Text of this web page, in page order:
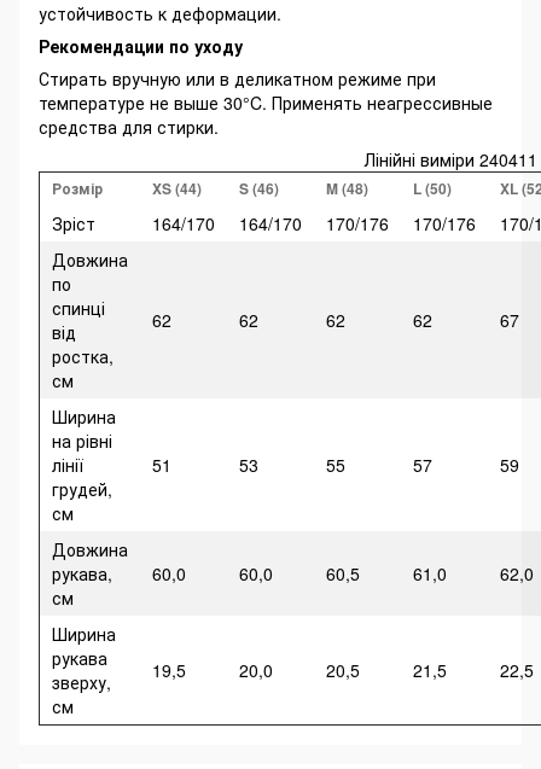
устойчивость к деформации.
Рекомендации по уходу
Стирать вручную или в деликатном режиме при
температуре не выше 30°C. Применять неагрессивные
средства для стирки.
Лінійні виміри 240411
Розмір XS (44) S (46) M (48) L (50) XL
Зріст 164/170 164/170 170/176 170/176
170/
Довжина
по
спинці
від
ростка,
см
62 62 62 62 67
Ширина
на рівні
лінії
грудей,
см
51 53 55 57 59
Довжина
рукава,
см
60,0 60,0 60,5 61,0 62,0
Ширина
рукава
зверху,
см
19,5 20,0 20,5 21,5 22,5